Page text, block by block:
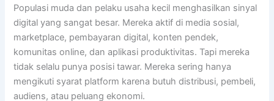
Populasi muda dan pelaku usaha kecil menghasilkan sinyal
digital yang sangat besar. Mereka aktif di media sosial,
marketplace, pembayaran digital, konten pendek,
komunitas online, dan aplikasi produktivitas. Tapi mereka
tidak selalu punya posisi tawar. Mereka sering hanya
mengikuti syarat platform karena butuh distribusi, pembeli,
audiens, atau peluang ekonomi.